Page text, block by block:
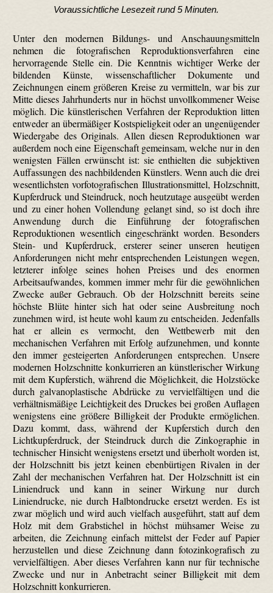
Voraussichtliche Lesezeit rund 5 Minuten.
Unter den modernen Bildungs- und Anschauungsmitteln
nehmen die fotografischen Reproduktionsverfahren eine
hervorragende Stelle ein. Die Kenntnis wichtiger Werke der
bildenden Künste, wissenschaftlicher Dokumente und
Zeichnungen einem größeren Kreise zu vermitteln, war bis zur
Mitte dieses Jahrhunderts nur in höchst unvollkommener Weise
möglich. Die künstlerischen Verfahren der Reproduktion litten
entweder an übermäßiger Kostspieligkeit oder an ungenügender
Wiedergabe des Originals. Allen diesen Reproduktionen war
außerdem noch eine Eigenschaft gemeinsam, welche nur in den
wenigsten Fällen erwünscht ist: sie enthielten die subjektiven
Auffassungen des nach­bildenden Künstlers. Wenn auch die drei
wesentlichsten vorfoto­grafischen Illustrations­mittel, Holzschnitt,
Kupferdruck und Steindruck, noch heutzutage ausgeübt werden
und zu einer hohen Vollendung gelangt sind, so ist doch ihre
Anwendung durch die Einführung der fotografischen
Reproduktionen wesentlich eingeschränkt worden. Besonders
Stein- und Kupferdruck, ersterer seiner unseren heutigen
Anforderungen nicht mehr entsprechenden Leistungen wegen,
letzterer infolge seines hohen Preises und des enormen
Arbeitsaufwandes, kommen immer mehr für die gewöhnlichen
Zwecke außer Gebrauch. Ob der Holzschnitt bereits seine
höchste Blüte hinter sich hat oder seine Ausbreitung noch
zunehmen wird, ist heute wohl kaum zu entscheiden. Jedenfalls
hat er allein es vermocht, den Wettbewerb mit den
mechanischen Verfahren mit Erfolg aufzunehmen, und konnte
den immer gesteigerten Anforderungen entsprechen. Unsere
modernen Holzschnitte konkurrieren an künstlerischer Wirkung
mit dem Kupferstich, während die Möglichkeit, die Holzstöcke
durch galvanoplastische Abdrücke zu vervielfältigen und die
verhältnismäßige Leichtigkeit des Druckes bei großen Auflagen
wenigstens eine größere Billigkeit der Produkte ermöglichen.
Dazu kommt, dass, während der Kupferstich durch den
Lichtkupferdruck, der Steindruck durch die Zinkographie in
technischer Hinsicht wenigstens ersetzt und überholt worden ist,
der Holzschnitt bis jetzt keinen ebenbürtigen Rivalen in der
Zahl der mechanischen Verfahren hat. Der Holzschnitt ist ein
Liniendruck und kann in seiner Wirkung nur durch
Liniendrucke, nie durch Halbtondrucke ersetzt werden. Es ist
zwar möglich und wird auch vielfach ausgeführt, statt auf dem
Holz mit dem Grabstichel in höchst mühsamer Weise zu
arbeiten, die Zeichnung einfach mittelst der Feder auf Papier
herzustellen und diese Zeichnung dann foto­zinko­grafisch zu
vervielfältigen. Aber dieses Verfahren kann nur für technische
Zwecke und nur in Anbetracht seiner Billigkeit mit dem
Holzschnitt konkurrieren.